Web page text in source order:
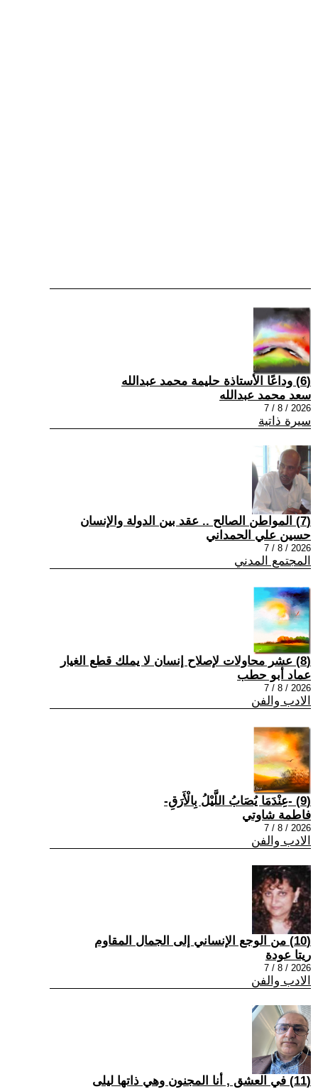
(6) وداعًا الأستاذة حليمة محمد عبدالله
سعد محمد عبدالله
2026 / 8 / 7
سيرة ذاتية
(7) المواطن الصالح .. عقد بين الدولة والإنسان
حسين علي الحمداني
2026 / 8 / 7
المجتمع المدني
(8) عشر محاولات لإصلاح إنسان لا يملك قطع الغيار
عماد أبو حطب
2026 / 8 / 7
الادب والفن
(9) -عِنْدَمَا يُصَابُ اللَّيْلُ بِالْأَرَقِ-
فاطمة شاوتي
2026 / 8 / 7
الادب والفن
(10) من الوجع الإنساني إلى الجمال المقاوم
ريتا عودة
2026 / 8 / 7
الادب والفن
(11) في العشق , أنا المجنون وهي ذاتها ليلى